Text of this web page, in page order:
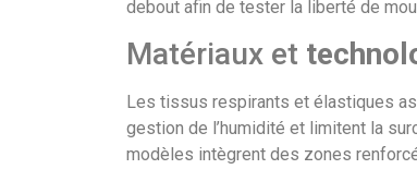
debout afin de tester la liberté de
Matériaux et
Les tissus respirants et élastiques
gestion de l’humidité et limitent la
modèles intègrent des zones